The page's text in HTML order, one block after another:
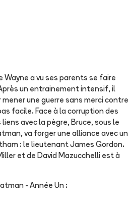
Wayne a vu ses parents se faire
un entrainement intensif, il
une guerre sans merci contre
facile. Face à la corruption des
avec la pègre, Bruce, sous le
va forger une alliance avec un
: le lieutenant James Gordon.
et de David Mazucchelli est à
- Année Un :